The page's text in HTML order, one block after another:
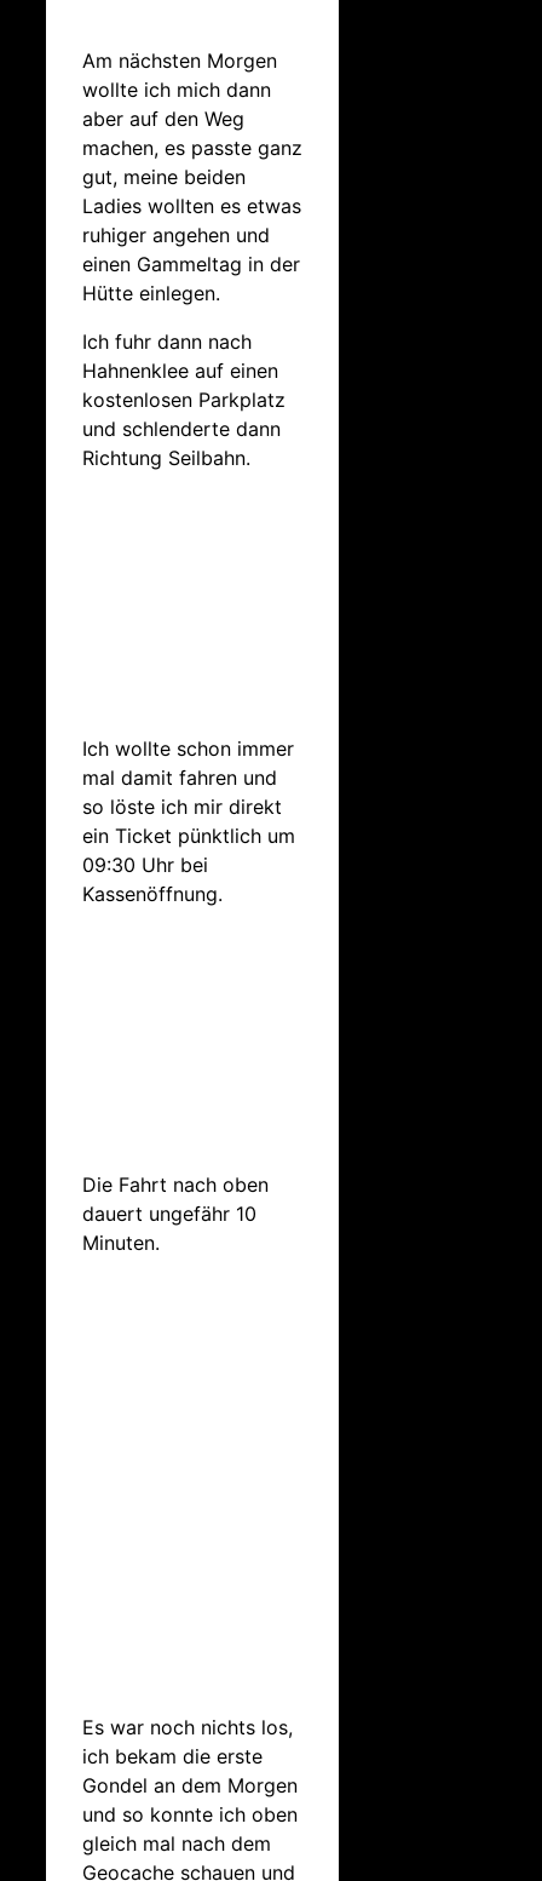
Am nächsten Morgen
wollte ich mich dann
aber auf den Weg
machen, es passte ganz
gut, meine beiden
Ladies wollten es etwas
ruhiger angehen und
einen Gammeltag in der
Hütte einlegen.
Ich fuhr dann nach
Hahnenklee auf einen
kostenlosen Parkplatz
und schlenderte dann
Richtung Seilbahn.
Ich wollte schon immer
mal damit fahren und
so löste ich mir direkt
ein Ticket pünktlich um
09:30 Uhr bei
Kassenöffnung.
Die Fahrt nach oben
dauert ungefähr 10
Minuten.
Es war noch nichts los,
ich bekam die erste
Gondel an dem Morgen
und so konnte ich oben
gleich mal nach dem
Geocache schauen und